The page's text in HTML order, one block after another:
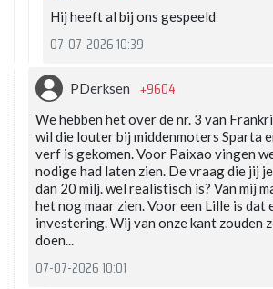
Hij heeft al bij ons gespeeld
07-07-2026 10:39
PDerksen +9604
We hebben het over de nr. 3 van
wil die louter bij middenmoters Sparta
verf is gekomen. Voor Paixao vingen
nodige had laten zien. De vraag die jij
dan 20 milj. wel realistisch is? Van mij
het nog maar zien. Voor een Lille is dat
investering. Wij van onze kant zouden
doen...
07-07-2026 10:01